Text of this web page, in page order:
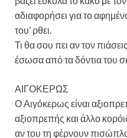
αδιαφορήσει για το
του’ ρθει.
Τι θα σου πει αν τον
έσωσα από τα δόντια του
ΑΙΓΟΚΕΡΩΣ
Ο Αιγόκερως είναι
αξιοπρεπής και άλλο
αν του τη φέρνουν